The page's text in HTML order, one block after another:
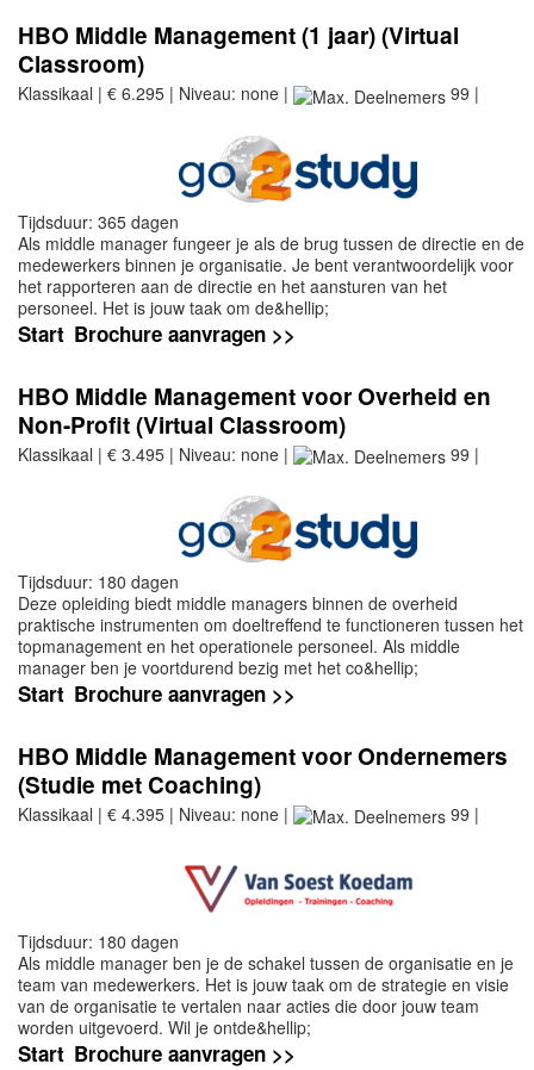
HBO Middle Management (1 jaar) (Virtual
Classroom)
Klassikaal | € 6.295 | Niveau: none | 99 |
Tijdsduur: 365 dagen
Als middle manager fungeer je als de brug tussen de directie en de
medewerkers binnen je organisatie. Je bent verantwoordelijk voor
het rapporteren aan de directie en het aansturen van het
personeel. Het is jouw taak om de&hellip;
Start Brochure aanvragen >>
HBO Middle Management voor Overheid en
Non-Profit (Virtual Classroom)
Klassikaal | € 3.495 | Niveau: none | 99 |
Tijdsduur: 180 dagen
Deze opleiding biedt middle managers binnen de overheid
praktische instrumenten om doeltreffend te functioneren tussen het
topmanagement en het operationele personeel. Als middle
manager ben je voortdurend bezig met het co&hellip;
Start Brochure aanvragen >>
HBO Middle Management voor Ondernemers
(Studie met Coaching)
Klassikaal | € 4.395 | Niveau: none | 99 |
Tijdsduur: 180 dagen
Als middle manager ben je de schakel tussen de organisatie en je
team van medewerkers. Het is jouw taak om de strategie en visie
van de organisatie te vertalen naar acties die door jouw team
worden uitgevoerd. Wil je ontde&hellip;
Start Brochure aanvragen >>